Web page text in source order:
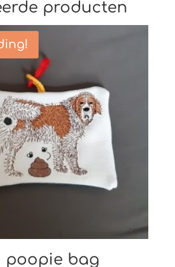
producten
poopie bag